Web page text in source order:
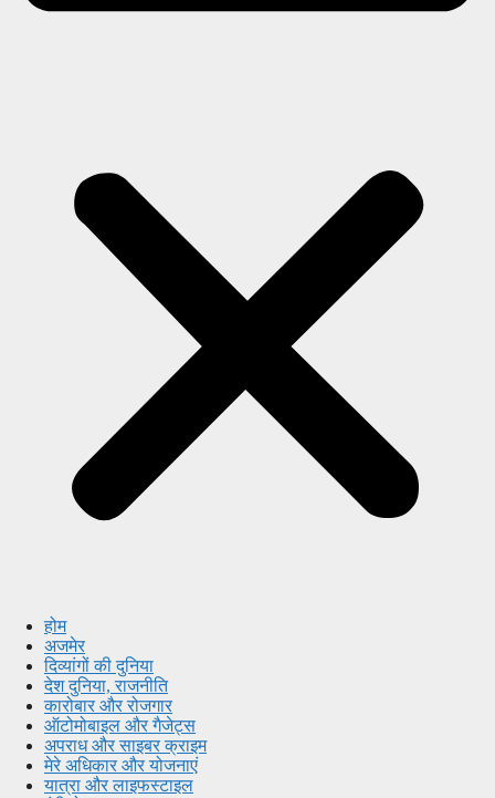
होम
अजमेर
दिव्यांगों की दुनिया
देश दुनिया, राजनीति
कारोबार और रोजगार
ऑटोमोबाइल और गैजेट्स
अपराध और साइबर क्राइम
मेरे अधिकार और योजनाएं
यात्रा और लाइफस्टाइल